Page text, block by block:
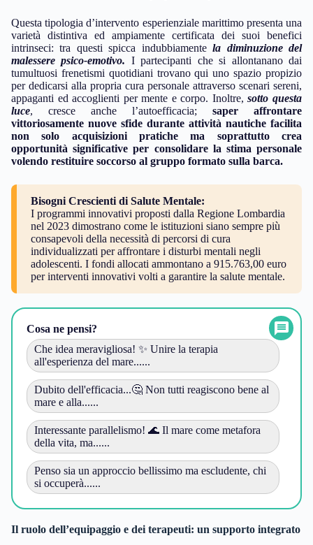
Questa tipologia d’intervento esperienziale marittimo presenta una
varietà distintiva ed ampiamente certificata dei suoi benefici
intrinseci: tra questi spicca indubbiamentela diminuzione del
malessere psico-emotivo. I partecipanti che si allontanano dai
tumultuosi frenetismi quotidiani trovano qui uno spazio propizio
per dedicarsi alla propria cura personale attraverso scenari sereni,
appaganti ed accoglienti per mente e corpo. Inoltre,sotto questa
luce, cresce anche l’autoefficacia; saper affrontare
vittoriosamente nuove sfide durante attività nautiche facilita
non solo acquisizioni pratiche ma soprattutto crea
opportunità significative per consolidare la stima personale
volendo restituire soccorso al gruppo formato sulla barca.
Bisogni Crescienti di Salute Mentale:
I programmi innovativi proposti dalla Regione Lombardia
nel 2023 dimostrano come le istituzioni siano sempre più
consapevoli della necessità di percorsi di cura
individualizzati per affrontare i disturbi mentali negli
adolescenti. I fondi allocati ammontano a 915.763,00 euro
per interventi innovativi volti a garantire la salute mentale.
Cosa ne pensi?
Che idea meravigliosa! ✨ Unire la terapia
all'esperienza del mare......
Dubito dell'efficacia...🤔 Non tutti reagiscono bene al
mare e alla......
Interessante parallelismo! 🌊 Il mare come metafora
della vita, ma......
Penso sia un approccio bellissimo ma escludente, chi
si occuperà......
Il ruolo dell’equipaggio e dei terapeuti: un supporto integrato